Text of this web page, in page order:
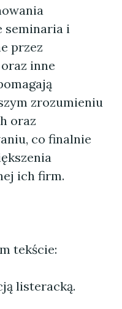
seminaria i
przez
inne
zrozumieniu
oraz
co finalnie
ich firm.
tekście:
listeracką.